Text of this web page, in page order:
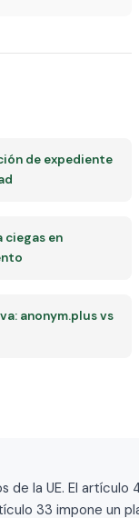
de expediente
ciegas en
anonym.plus vs
la UE. El
33 impone un